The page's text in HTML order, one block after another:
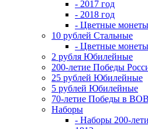
- 2017 год
- 2018 год
- Цветные монеты
10 рублей Стальные
- Цветные монеты
2 рубля Юбилейные
200-летие Победы
25 рублей Юбилейные
5 рублей Юбилейные
70-летие Победы в ВОВ
Наборы
- Наборы 200-